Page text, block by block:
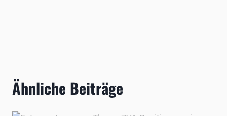
Ähnliche Beiträge